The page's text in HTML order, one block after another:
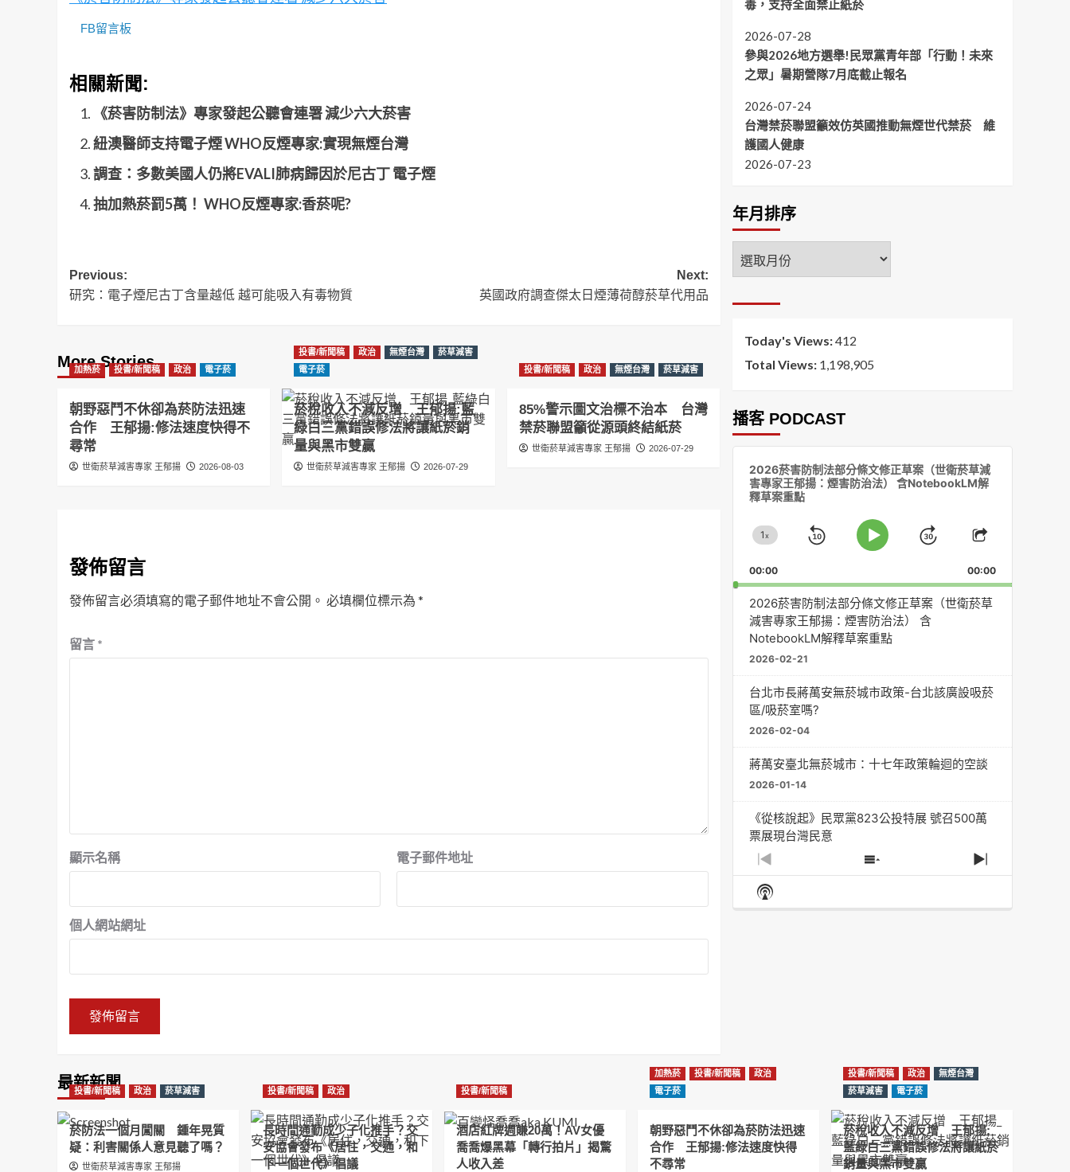
FB留言板
相關新聞:
《菸害防制法》專家發起公聽會連署 減少六大菸害
紐澳醫師支持電子煙 WHO反煙專家:實現無煙台灣
調查：多數美國人仍將EVALI肺病歸因於尼古丁 電子煙
抽加熱菸罰5萬！ WHO反煙專家:香菸呢?
Post
navigation
Previous:
研究：電子煙尼古丁含量越低 越可能吸入有毒物質
Next:
英國政府調查傑太日煙薄荷醇菸草代用品
More Stories
加熱菸 投書/新聞稿 政治 電子菸
朝野惡鬥不休卻為菸防法迅速
合作 王郁揚:修法速度快得不
尋常
世衛菸草減害專家 王郁揚 2026-08-03
投書/新聞稿 政治 無煙台灣
菸草減害
電子菸
菸稅收入不減反增 王郁揚:藍
綠白三黨錯誤修法將讓紙菸銷
量與黑市雙贏
世衛菸草減害專家 王郁揚 2026-07-29
投書/新聞稿 政治 無煙台灣 菸草減害
85%警示圖文治標不治本 台灣
禁菸聯盟籲從源頭終結紙菸
世衛菸草減害專家 王郁揚 2026-07-29
發佈留言
發佈留言必須填寫的電子郵件地址不會公開。 必填欄位標示為 *
留言 *
顯示名稱 電子郵件地址
個人網站網址
毒，支持全面禁止紙菸
2026-07-28
參與2026地方選舉!民眾黨青年部「行動！未來
之眾」暑期營隊7月底截止報名
2026-07-24
台灣禁菸聯盟籲效仿英國推動無煙世代禁菸 維
護國人健康
2026-07-23
年月排序
年
月
Today's Views:412
Total Views: 1,198,905
播客 PODCAST
2026菸害防制法部分條文修正草案（世衛菸草減
害專家王郁揚：煙害防治法） 含NotebookLM解
釋草案重點
Change
Rate
1x
Skip Play
Jump
Forward
Share
Episode
00:00 00:00
2026菸害防制法部分條文修正草案（世衛菸草
減害專家王郁揚：煙害防治法） 含
NotebookLM解釋草案重點
2026-02-21
台北市長蔣萬安無菸城市政策-台北該廣設吸菸
區/吸菸室嗎?
2026-02-04
蔣萬安臺北無菸城市：十七年政策輪迴的空談
2026-01-14
《從核說起》民眾黨823公投特展 號召500萬
票展現台灣民意
2025-08-11
大罷免凸 <726,823反罷免主題曲> #大展鴻圖
2025-07-05
衛組織前副總幹事Derek Yach
電子菸倡議聖經 衛福部隱匿的菸草減害歷史
（Google NotebookLM 中文PODCAST）
Previous
Episode
Show
Episodes
Next
Episode
Show
Podcast
最新新聞
投書/新聞稿 政治 菸草減害
菸防法一個月闖關 鍾年晃質
疑：利害關係人意見聽了嗎？
世衛菸草減害專家 王郁揚
投書/新聞稿 政治
長時間通勤成少子化推手？交
安協會發布《居住，交通，和
下一個世代》倡議
投書/新聞稿
酒店紅牌週賺20萬！AV女優
喬喬爆黑幕「轉行拍片」揭驚
人收入差
加熱菸 投書/新聞稿
政治
電子菸
朝野惡鬥不休卻為菸防法迅速
合作 王郁揚:修法速度快得
不尋常
投書/新聞稿 政治
無煙台灣
菸草減害
電子菸
菸稅收入不減反增 王郁揚:
藍綠白三黨錯誤修法將讓紙菸
銷量與黑市雙贏